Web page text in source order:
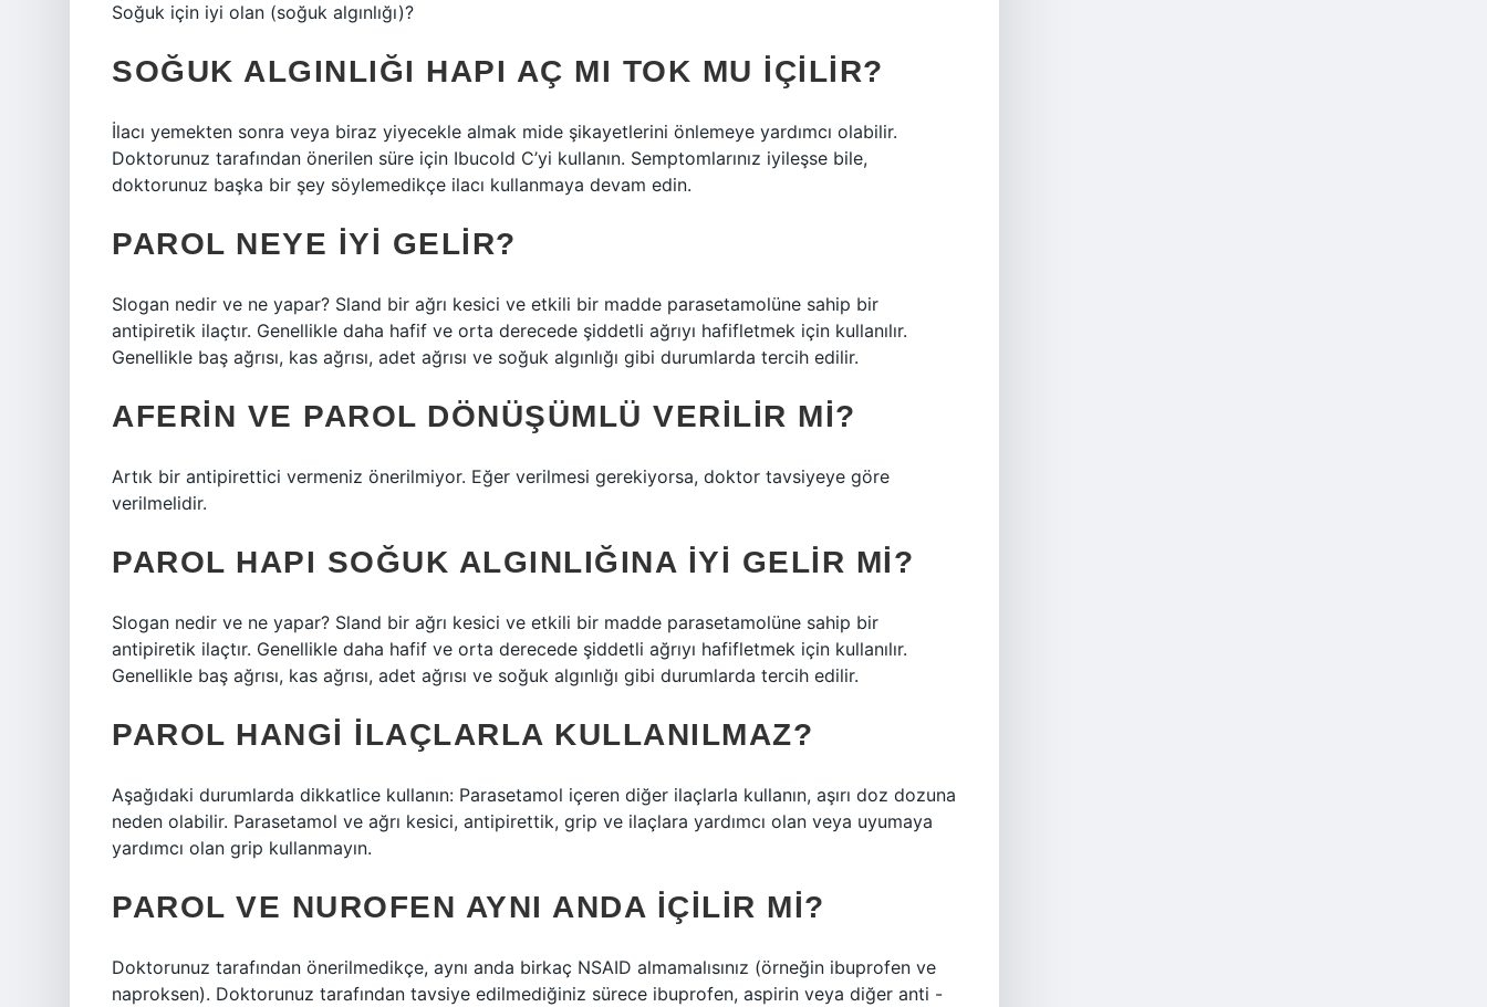
Soğuk için iyi olan (soğuk algınlığı)?
SOĞUK ALGINLIĞI HAPI AÇ MI TOK MU IÇILIR?
İlacı yemekten sonra veya biraz yiyecekle almak mide şikayetlerini önlemeye yardımcı olabilir.
Doktorunuz tarafından önerilen süre için Ibucold C’yi kullanın. Semptomlarınız iyileşse bile,
doktorunuz başka bir şey söylemedikçe ilacı kullanmaya devam edin.
PAROL NEYE IYI GELIR?
Slogan nedir ve ne yapar? Sland bir ağrı kesici ve etkili bir madde parasetamolüne sahip bir
antipiretik ilaçtır. Genellikle daha hafif ve orta derecede şiddetli ağrıyı hafifletmek için kullanılır.
Genellikle baş ağrısı, kas ağrısı, adet ağrısı ve soğuk algınlığı gibi durumlarda tercih edilir.
AFERIN VE PAROL DÖNÜŞÜMLÜ VERILIR MI?
Artık bir antipirettici vermeniz önerilmiyor. Eğer verilmesi gerekiyorsa, doktor tavsiyeye göre
verilmelidir.
PAROL HAPI SOĞUK ALGINLIĞINA IYI GELIR MI?
Slogan nedir ve ne yapar? Sland bir ağrı kesici ve etkili bir madde parasetamolüne sahip bir
antipiretik ilaçtır. Genellikle daha hafif ve orta derecede şiddetli ağrıyı hafifletmek için kullanılır.
Genellikle baş ağrısı, kas ağrısı, adet ağrısı ve soğuk algınlığı gibi durumlarda tercih edilir.
PAROL HANGI ILAÇLARLA KULLANILMAZ?
Aşağıdaki durumlarda dikkatlice kullanın: Parasetamol içeren diğer ilaçlarla kullanın, aşırı doz dozuna
neden olabilir. Parasetamol ve ağrı kesici, antipirettik, grip ve ilaçlara yardımcı olan veya uyumaya
yardımcı olan grip kullanmayın.
PAROL VE NUROFEN AYNI ANDA IÇILIR MI?
Doktorunuz tarafından önerilmedikçe, aynı anda birkaç NSAID almamalısınız (örneğin ibuprofen ve
naproksen). Doktorunuz tarafından tavsiye edilmediğiniz sürece ibuprofen, aspirin veya diğer anti -